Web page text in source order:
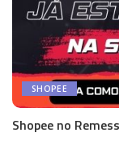
SHOPEE
Shopee no